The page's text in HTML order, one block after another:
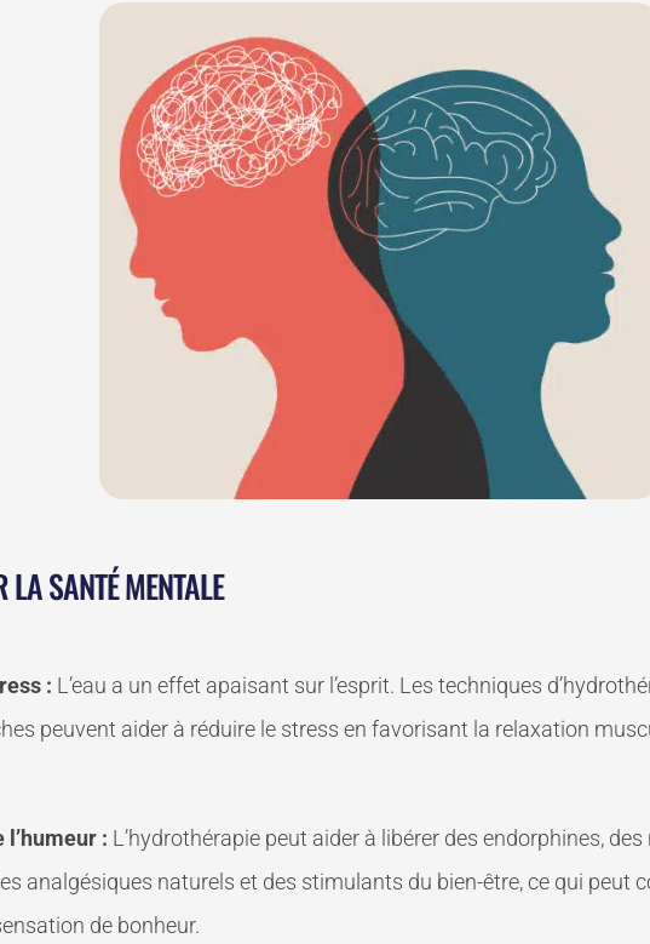
LA SANTÉ MENTALE
: L’eau a un effet apaisant sur l’esprit. Les techniques
peuvent aider à réduire le stress en favorisant la relaxation
: L’hydrothérapie peut aider à libérer des endorphines,
analgésiques naturels et des stimulants du bien-être, ce qui peut
de bonheur.